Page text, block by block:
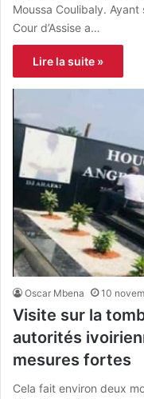
Moussa Coulibaly.
Cour d’Assise a…
Lire la suite »
Oscar Mbena 10
Visite sur la
autorités
mesures fortes
Cela fait environ deux